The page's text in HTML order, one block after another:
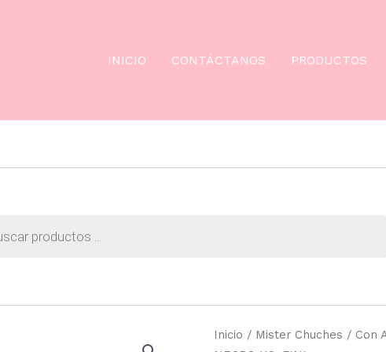
INICIO CONTÁCTANOS PRODUCTOS
Inicio / Mister Chuches / Con